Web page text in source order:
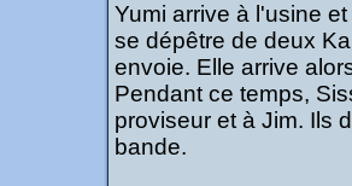
Yumi arrive à l'usine
se dépêtre de deux
envoie. Elle arrive
Pendant ce temps,
proviseur et à Jim. Ils
bande.